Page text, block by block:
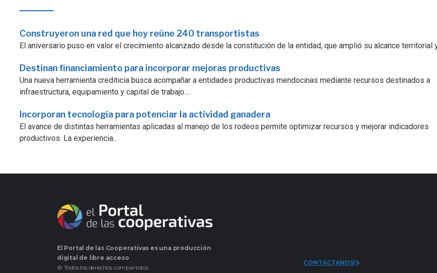
Construyeron una red que hoy reúne 240 transportistas
El aniversario puso en valor el crecimiento alcanzado desde la constitución de la entidad, que amplió su alcance territorial
Destinan financiamiento para incorporar mejoras productivas
Una nueva herramienta crediticia busca acompañar a entidades productivas mendocinas mediante recursos destinados a
infraestructura, equipamiento y capital de trabajo....
Incorporan tecnología para potenciar la actividad ganadera
El avance de distintas herramientas aplicadas al manejo de los rodeos permite optimizar recursos y mejorar indicadores
productivos. La experiencia...
El Portal de las Cooperativas es una producción
digital de libre acceso
© Todos los derechos compartidos.
CONTACTANOS!